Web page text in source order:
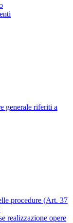
generale riferiti a
procedure (Art. 37
realizzazione opere